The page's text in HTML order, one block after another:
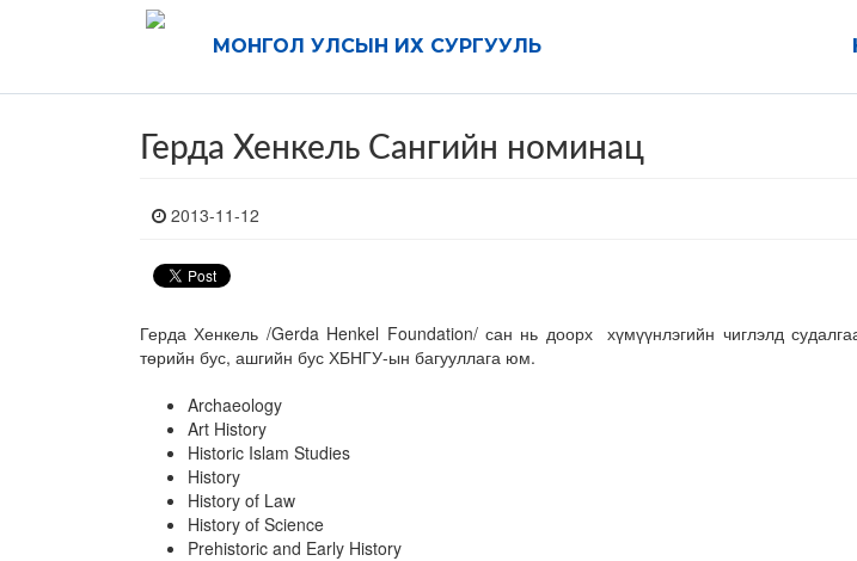
МОНГОЛ УЛСЫН ИХ СУРГУУЛЬ
Герда Хенкель Сангийн номинац
2013-11-12
Герда Хенкель /Gerda Henkel Foundation/ сан нь доорх хүмүүнлэгийн чиглэлд
төрийн бус, ашгийн бус ХБНГУ-ын багууллага юм.
Archaeology
Art History
Historic Islam Studies
History
History of Law
History of Science
Prehistoric and Early History